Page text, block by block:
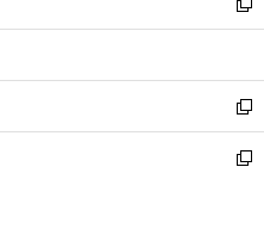
開
ド
ウ
開
く
ィ
ン
ウ
で
開
く
い
ウ
ン
ド
ウ
で
新
し
ウ
ィ
ン
ド
新
し
い
新